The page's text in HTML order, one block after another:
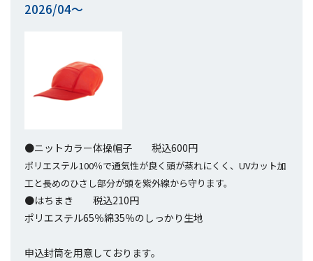
2026/04～
●ニットカラー体操帽子 税込600円
ポリエステル100％で通気性が良く頭が蒸れにくく、UVカット加
工と長めのひさし部分が頭を紫外線から守ります。
●はちまき 税込210円
ポリエステル65％綿35％のしっかり生地
申込封筒を用意しております。